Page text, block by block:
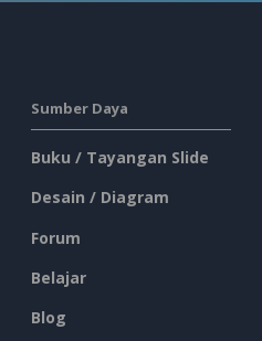
Sumber Daya
Buku / Tayangan Slide
Desain / Diagram
Forum
Belajar
Blog